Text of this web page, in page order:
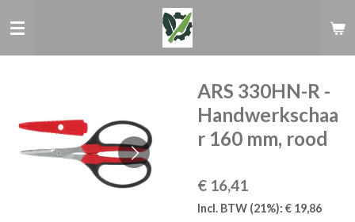
direct
ARS 330HN-R -
Handwerkschaa
r 160 mm, rood
€ 16,41
Incl. BTW (21%): € 19,86